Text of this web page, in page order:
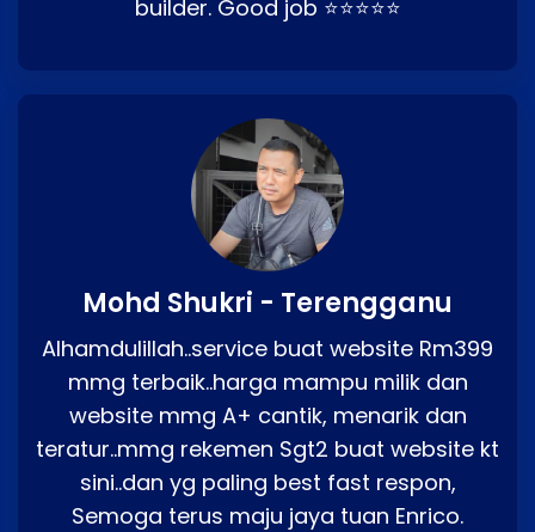
builder. Good job ⭐⭐⭐⭐⭐
Mohd Shukri - Terengganu
Alhamdulillah..service buat website Rm399
mmg terbaik..harga mampu milik dan
website mmg A+ cantik, menarik dan
teratur..mmg rekemen Sgt2 buat website kt
sini..dan yg paling best fast respon,
Semoga terus maju jaya tuan Enrico.